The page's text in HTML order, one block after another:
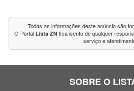
Todas as informações deste anúncio são
O Portal Lista ZN fica isento de qualquer
serviço e
SOBRE O